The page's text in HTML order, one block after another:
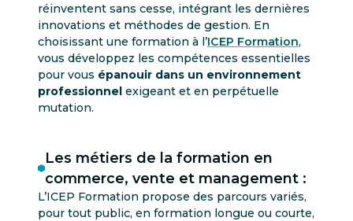
réinventent sans cesse, intégrant les dernières
innovations et méthodes de gestion. En
choisissant une formation à l’ICEP Formation,
vous développez les compétences essentielles
pour vous épanouir dans un environnement
professionnel exigeant et en perpétuelle
mutation.
Les métiers de la formation en
commerce, vente et management :
L’ICEP Formation propose des parcours variés,
pour tout public, en formation longue ou courte,